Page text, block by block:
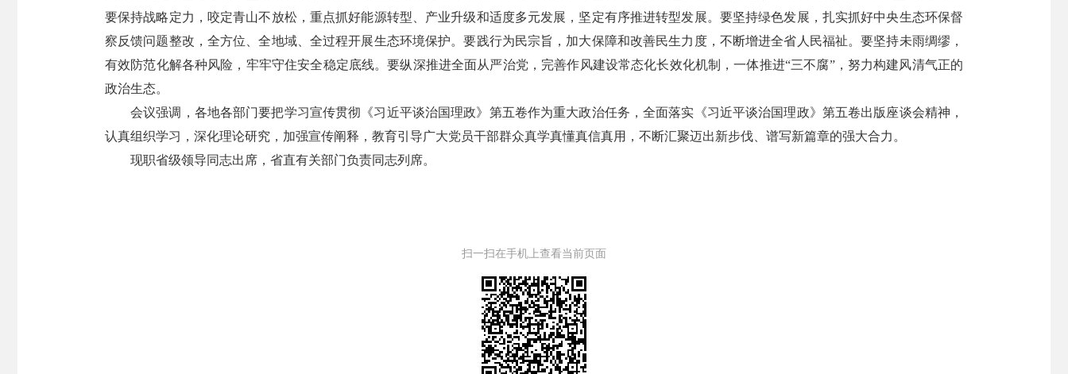
要保持战略定力，咬定青山不放松，重点抓好能源转型、产业升级和适度多元发展，坚定有序推进转型发展。要坚持绿色发展，扎实抓好中央生态环保督
察反馈问题整改，全方位、全地域、全过程开展生态环境保护。要践行为民宗旨，加大保障和改善民生力度，不断增进全省人民福祉。要坚持未雨绸缪，
有效防范化解各种风险，牢牢守住安全稳定底线。要纵深推进全面从严治党，完善作风建设常态化长效化机制，一体推进“三不腐”，努力构建风清气正的
政治生态。
会议强调，各地各部门要把学习宣传贯彻《习近平谈治国理政》第五卷作为重大政治任务，全面落实《习近平谈治国理政》第五卷出版座谈会精神，
认真组织学习，深化理论研究，加强宣传阐释，教育引导广大党员干部群众真学真懂真信真用，不断汇聚迈出新步伐、谱写新篇章的强大合力。
现职省级领导同志出席，省直有关部门负责同志列席。
扫一扫在手机上查看当前页面